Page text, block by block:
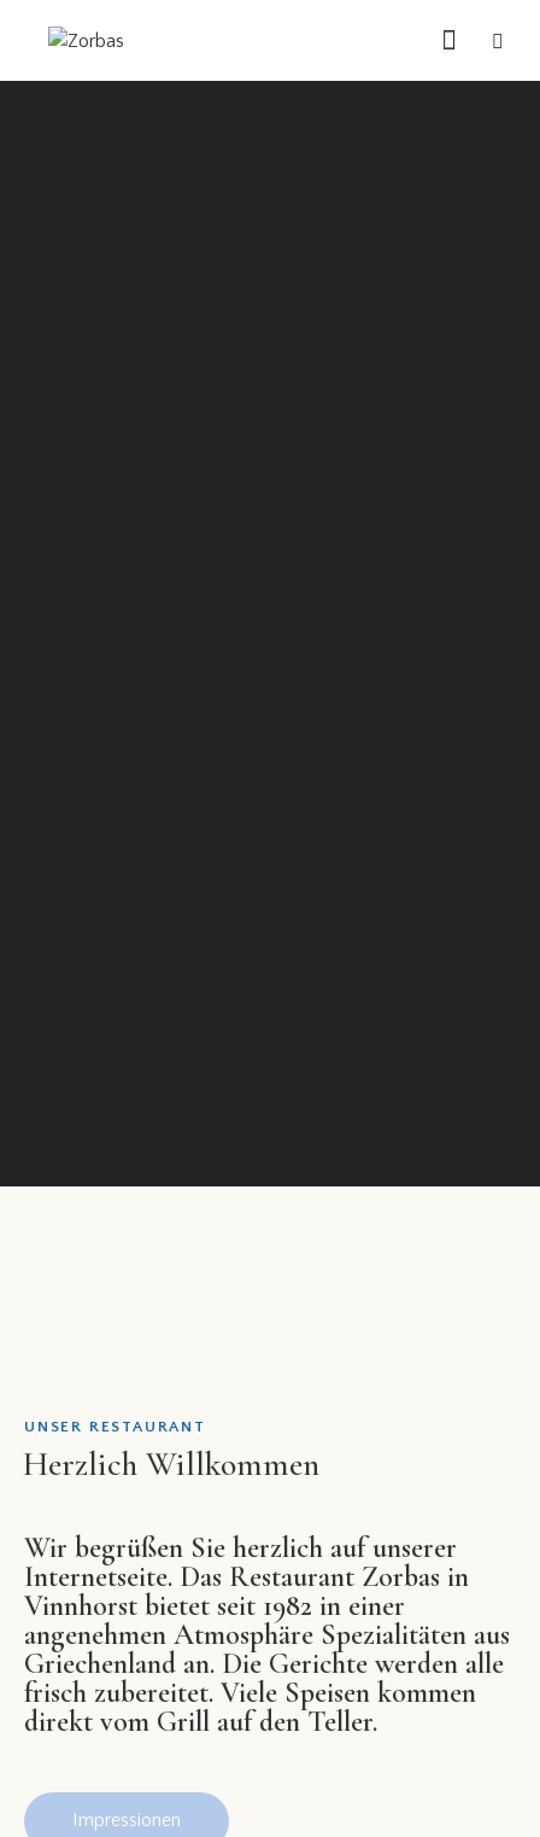
UNSER RESTAURANT
Herzlich Willkommen
Wir begrüßen Sie herzlich auf unserer
Internetseite. Das Restaurant Zorbas in
Vinnhorst bietet seit 1982 in einer
angenehmen Atmosphäre Spezialitäten aus
Griechenland an. Die Gerichte werden alle
frisch zubereitet. Viele Speisen kommen
direkt vom Grill auf den Teller.
Impressionen